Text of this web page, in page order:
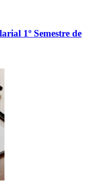
1º Semestre de